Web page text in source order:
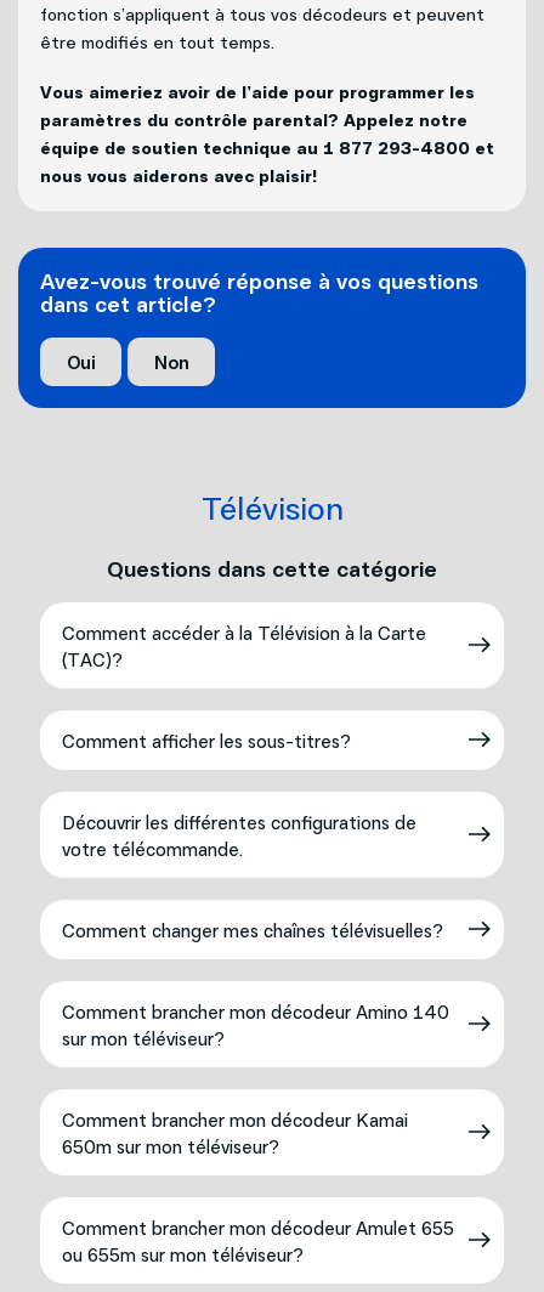
fonction s’appliquent à tous vos décodeurs et peuvent
être modifiés en tout temps.
Vous aimeriez avoir de l’aide pour programmer les
paramètres du contrôle parental? Appelez notre
équipe de soutien technique au 1 877 293-4800 et
nous vous aiderons avec plaisir!
Avez-vous trouvé réponse à vos questions
dans cet article?
Oui Non
Télévision
Questions dans cette catégorie
Comment accéder à la Télévision à la Carte
(TAC)?
Comment afficher les sous-titres?
Découvrir les différentes configurations de
votre télécommande.
Comment changer mes chaînes télévisuelles?
Comment brancher mon décodeur Amino 140
sur mon téléviseur?
Comment brancher mon décodeur Kamai
650m sur mon téléviseur?
Comment brancher mon décodeur Amulet 655
ou 655m sur mon téléviseur?